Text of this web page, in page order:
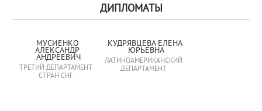
ДИПЛОМАТЫ
МУСИЕНКО
АЛЕКСАНДР
АНДРЕЕВИЧ
ТРЕТИЙ ДЕПАРТАМЕНТ
СТРАН СНГ
КУДРЯВЦЕВА ЕЛЕНА
ЮРЬЕВНА
ЛАТИНОАМЕРИКАНСКИЙ
ДЕПАРТАМЕНТ